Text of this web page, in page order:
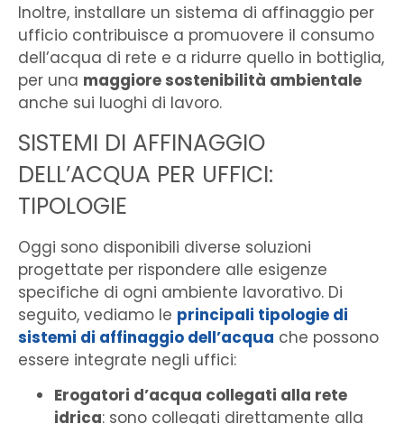
Inoltre, installare un sistema di affinaggio per
ufficio contribuisce a promuovere il consumo
dell’acqua di rete e a ridurre quello in bottiglia,
per una maggiore sostenibilità ambientale
anche sui luoghi di lavoro.
SISTEMI DI AFFINAGGIO
DELL’ACQUA PER UFFICI:
TIPOLOGIE
Oggi sono disponibili diverse soluzioni
progettate per rispondere alle esigenze
specifiche di ogni ambiente lavorativo. Di
seguito, vediamo le principali tipologie di
sistemi di affinaggio dell’acqua che possono
essere integrate negli uffici:
Erogatori d’acqua collegati alla rete
idrica: sono collegati direttamente alla